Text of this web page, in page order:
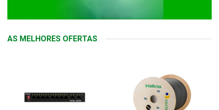
AS MELHORES OFERTAS